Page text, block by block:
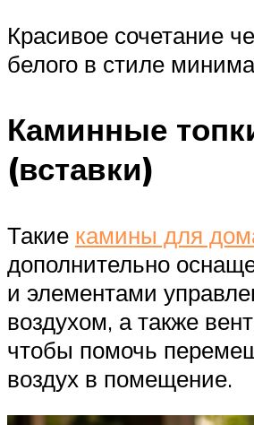
Красивое сочетание
белого в стиле
Каминные
(вставки)
Такие камины для
дополнительно
и элементами
воздухом, а также
чтобы помочь
воздух в помещение.